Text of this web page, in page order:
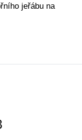
jeřábu na